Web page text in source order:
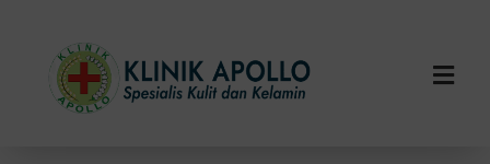
content